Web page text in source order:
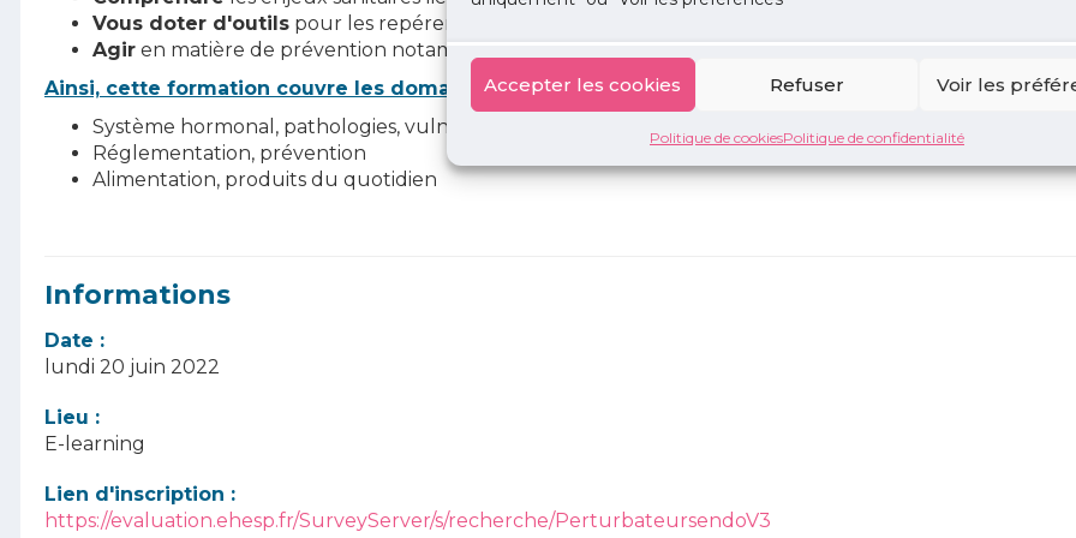
Accepter les cookies Refuser Voir les
Politique de cookiesPolitique de confidentialité
Vous doter d'outils pour les repérer et repérer les situations les plus à risques
Agir en matière de prévention notamment pour la réduction des expositions
Ainsi, cette formation couvre les domaines suivants :
Système hormonal, pathologies, vulnérabilité
Réglementation, prévention
Alimentation, produits du quotidien
Informations
Date :
lundi 20 juin 2022
Lieu :
E-learning
Lien d'inscription :
https://evaluation.ehesp.fr/SurveyServer/s/recherche/PerturbateursendoV3